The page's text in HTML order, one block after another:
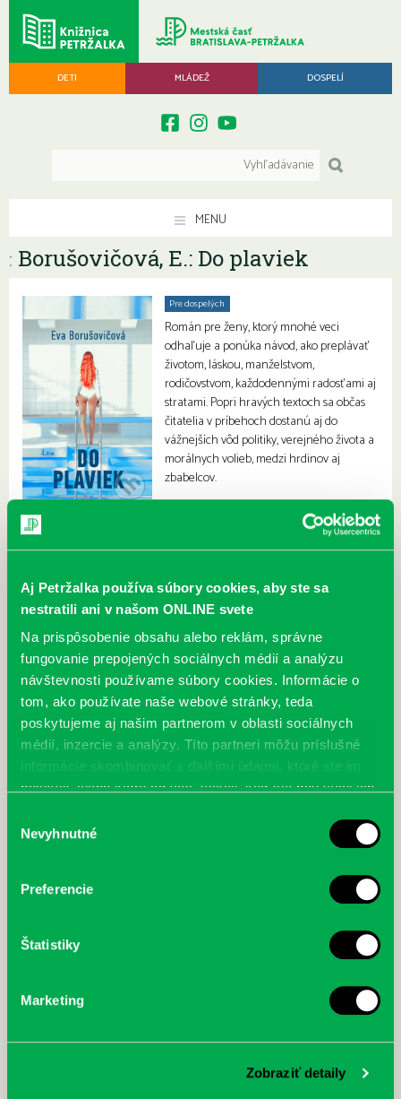
Aj Petržalka používa súbory cookies, aby ste sa
nestratili ani v našom ONLINE svete
Na prispôsobenie obsahu alebo reklám, správne
fungovanie prepojených sociálnych médií a analýzu
návštevnosti používame súbory cookies. Informácie o
tom, ako používate naše webové stránky, teda
poskytujeme aj našim partnerom v oblasti sociálnych
médií, inzercie a analýzy. Títo partneri môžu príslušné
informácie skombinovať s ďalšími údajmi, ktoré ste im
poskytli, alebo ktoré od vás získali, keď ste používali ich
súhlasu
Nevyhnutné
Preferencie
Štatistiky
Marketing
Zobraziť detaily
DETI MLÁDEŽ DOSPELÍ
MENU
: Borušovičová, E.: Do plaviek
Pre dospelých
Román pre ženy, ktorý mnohé veci
odhaľuje a ponúka návod, ako preplávať
životom, láskou, manželstvom,
rodičovstvom, každodennými radosťami aj
stratami. Popri hravých textoch sa občas
čitatelia v príbehoch dostanú aj do
vážnejších vôd politiky, verejného života a
morálnych volieb, medzi hrdinov aj
zbabelcov.
McGrath, Andy: Tadej Pogačar:
cyklistu modernej doby:
nezastaviteľný